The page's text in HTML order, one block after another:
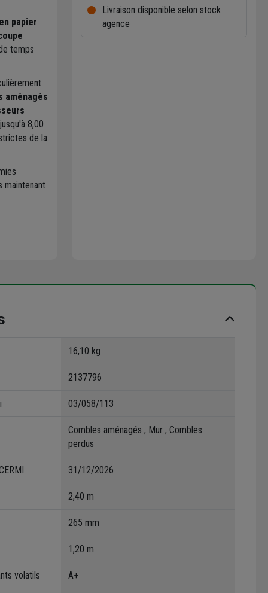
papier
temps
aménagés
8,00
de la
maintenant
Livraison disponible selon stock
agence
16,10 kg
2137796
03/058/113
Combles aménagés , Mur , Combles
perdus
31/12/2026
2,40 m
265 mm
1,20 m
volatils
A+